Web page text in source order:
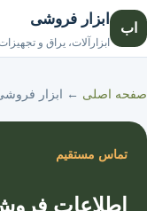
اب
ابزار فروشی
ابزارآلات، یراق و
صفحه اصلی ← ابزار
تماس مستقیم
اطلاعات